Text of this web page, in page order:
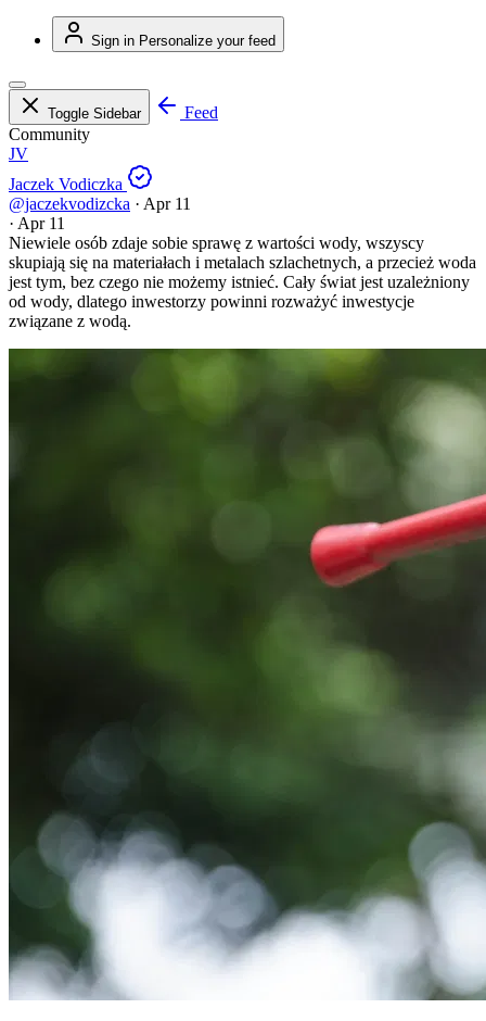
Sign in Personalize your feed
Toggle Sidebar
Feed
Community
JV
Jaczek Vodiczka
@jaczekvodizcka · Apr 11
· Apr 11
Niewiele osób zdaje sobie sprawę z wartości wody, wszyscy
skupiają się na materiałach i metalach szlachetnych, a przecież woda
jest tym, bez czego nie możemy istnieć. Cały świat jest uzależniony
od wody, dlatego inwestorzy powinni rozważyć inwestycje
związane z wodą.